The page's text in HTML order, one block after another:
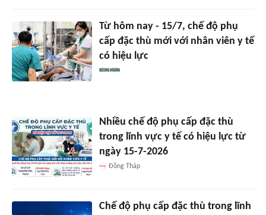
Từ hôm nay - 15/7, chế độ phụ
cấp đặc thù mới với nhân viên y tế
có hiệu lực
Nhiều chế độ phụ cấp đặc thù
trong lĩnh vực y tế có hiệu lực từ
ngày 15-7-2026
Đồng Tháp
Chế độ phụ cấp đặc thù trong lĩnh